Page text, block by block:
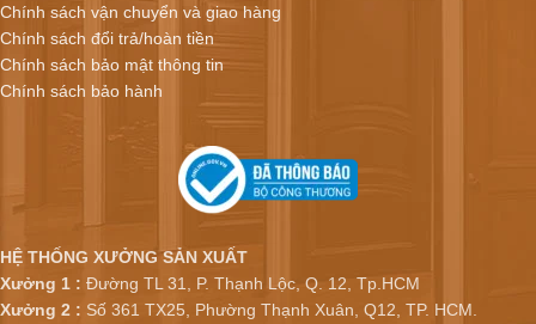
Chính sách vận chuyển và giao hàng
Chính sách đổi trả/hoàn tiền
Chính sách bảo mật thông tin
Chính sách bảo hành
HỆ THỐNG XƯỞNG SẢN XUẤT
Xưởng 1 : Đường TL 31, P. Thạnh Lộc, Q. 12, Tp.HCM
Xưởng 2 : Số 361 TX25, Phường Thạnh Xuân, Q12, TP. HCM.